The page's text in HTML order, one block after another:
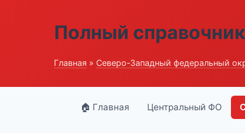
Полный
Главная » Северо-Западный федеральный
🏠 Главная Центральный ФО